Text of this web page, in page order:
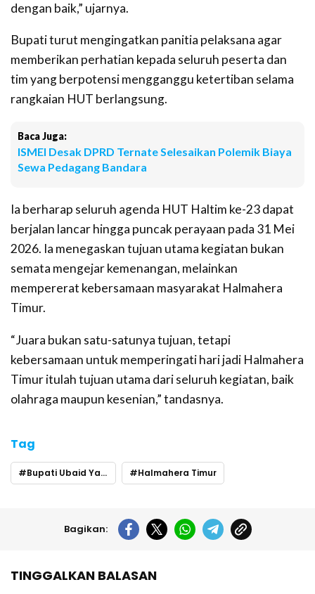
dengan baik,” ujarnya.
Bupati turut mengingatkan panitia pelaksana agar
memberikan perhatian kepada seluruh peserta dan
tim yang berpotensi mengganggu ketertiban selama
rangkaian HUT berlangsung.
Baca Juga:
ISMEI Desak DPRD Ternate Selesaikan Polemik Biaya
Sewa Pedagang Bandara
Ia berharap seluruh agenda HUT Haltim ke-23 dapat
berjalan lancar hingga puncak perayaan pada 31 Mei
2026. Ia menegaskan tujuan utama kegiatan bukan
semata mengejar kemenangan, melainkan
mempererat kebersamaan masyarakat Halmahera
Timur.
“Juara bukan satu-satunya tujuan, tetapi
kebersamaan untuk memperingati hari jadi Halmahera
Timur itulah tujuan utama dari seluruh kegiatan, baik
olahraga maupun kesenian,” tandasnya.
Tag
Bupati Ubaid Yakub Halmahera Timur
Bagikan:
TINGGALKAN BALASAN